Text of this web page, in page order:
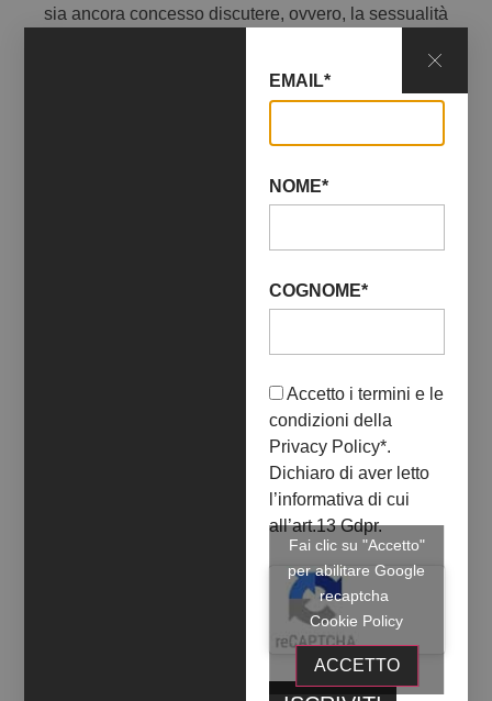
sia ancora concesso discutere, ovvero, la sessualità
Le libertà personali non vanno teorizzate ma
praticate, e ciò è possibile solo dopo una
come tolleranza e inclusione spesso usate in modo
differenze e foriera di una ambigua fluidità
contrario, è ricchezza e per questo in realtà fa paura
e viene combattuta da chi ci vorrebbe automi
asessuati, omologati e privi di identità personale.
Rieducarsi alla libertà significa liberarsi dai recinti
ideologici usati come fortini difensivi rispetto al
sociale, recuperando la sfera intima e la propria
storia personale, autonoma, biografica, unica, in
conflitto con l’omologazione dei costumi.
Torna utile a questo scopo ricordare il pensiero di
Herbert Marcuse espresso nel suo libro Eros e
Civiltà [1955, 1966] in cui, unendo Freud e Marx,
EMAIL*
NOME*
COGNOME*
Accetto i termini e le
condizioni della
Privacy Policy*.
Dichiaro di aver letto
l’informativa di cui
all’art.13 Gdpr.
Fai clic su "Accetto"
per abilitare Google
recaptcha
Cookie Policy
ACCETTO